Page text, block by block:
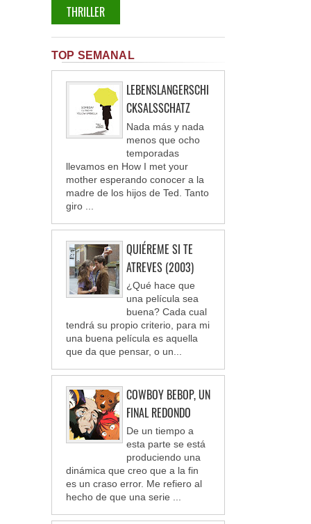
THRILLER
TOP SEMANAL
LEBENSLANGERSCHI
CKSALSSCHATZ
Nada más y nada
menos que ocho
temporadas
llevamos en How I met your
mother esperando conocer a la
madre de los hijos de Ted. Tanto
giro ...
QUIÉREME SI TE
ATREVES (2003)
¿Qué hace que
una película sea
buena? Cada cual
tendrá su propio criterio, para mi
una buena película es aquella
que da que pensar, o un...
COWBOY BEBOP, UN
FINAL REDONDO
De un tiempo a
esta parte se está
produciendo una
dinámica que creo que a la fin
es un craso error. Me refiero al
hecho de que una serie ...